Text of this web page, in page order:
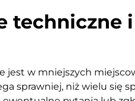
techniczne i
jest w mniejszych
sprawniej, niż wielu się